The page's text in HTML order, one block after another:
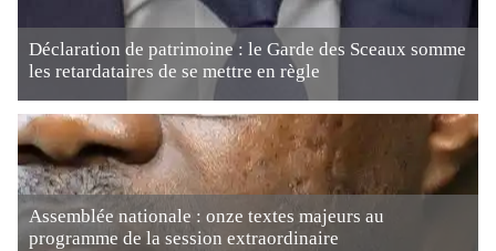
Déclaration de patrimoine : le Garde des Sceaux somme
les retardataires de se mettre en règle
Assemblée nationale : onze textes majeurs au
programme de la session extraordinaire